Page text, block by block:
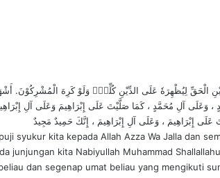
الْحَقِّ لِيُظْهِرَهٗ عَلَى الدِّيْنِ كُلِّهٖۙ وَلَوْ كَرِهَ الْمُشْرِكُوْنَ. أَشْهَدُ
وَعَلَى آلِ مُحَمَّدٍ ، كَمَا صَلَّيْتَ عَلَى إِبْرَاهِيمَ وَعَلَى آلِ
إِبْرَاهِيمَ ، وَعَلَى آلِ إِبْرَاهِيمَ ، إِنَّكَ حَمِيدٌ مَجِيدٌ
syukur kita kepada Allah Azza Wa Jalla dan
junjungan kita Nabiyullah Muhammad
dan segenap umat beliau yang mengikuti